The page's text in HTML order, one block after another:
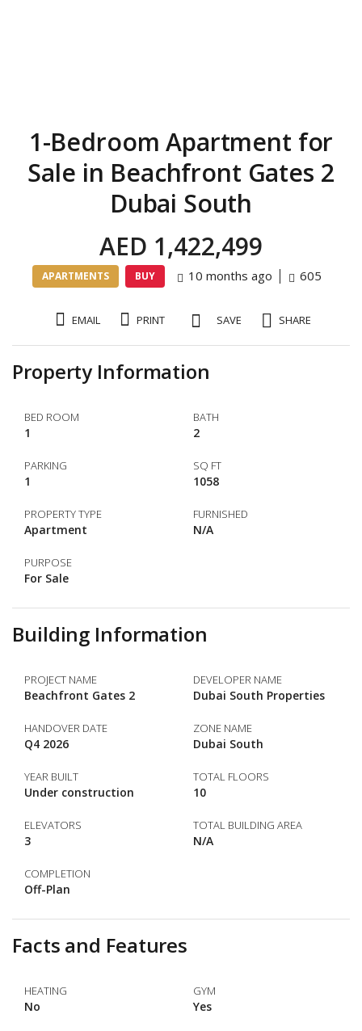
1-Bedroom Apartment for
Sale in Beachfront Gates 2
Dubai South
AED 1,422,499
APARTMENTS BUY 10 months ago 605
EMAIL PRINT SAVE SHARE
Property Information
BED ROOM
1
BATH
2
PARKING
1
SQ FT
1058
PROPERTY TYPE
Apartment
FURNISHED
N/A
PURPOSE
For Sale
Building Information
PROJECT NAME
Beachfront Gates 2
DEVELOPER NAME
Dubai South Properties
HANDOVER DATE
Q4 2026
ZONE NAME
Dubai South
YEAR BUILT
Under construction
TOTAL FLOORS
10
ELEVATORS
3
TOTAL BUILDING AREA
N/A
COMPLETION
Off-Plan
Facts and Features
HEATING
No
GYM
Yes